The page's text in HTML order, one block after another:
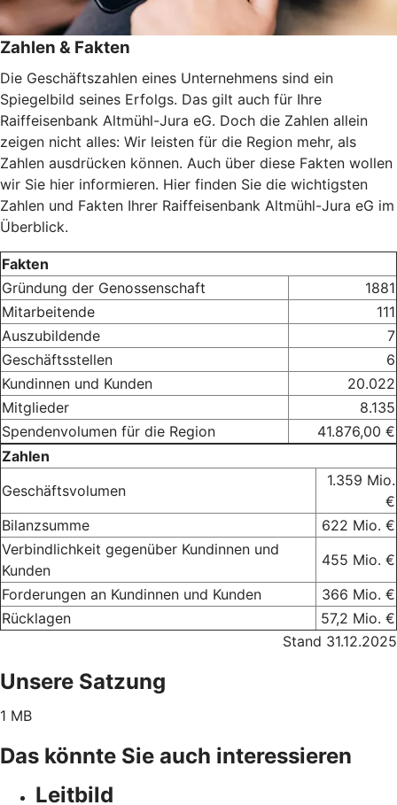
Zahlen & Fakten
Die Geschäftszahlen eines Unternehmens sind ein
Spiegelbild seines Erfolgs. Das gilt auch für Ihre
Raiffeisenbank Altmühl-Jura eG. Doch die Zahlen allein
zeigen nicht alles: Wir leisten für die Region mehr, als
Zahlen ausdrücken können. Auch über diese Fakten wollen
wir Sie hier informieren. Hier finden Sie die wichtigsten
Zahlen und Fakten Ihrer Raiffeisenbank Altmühl-Jura eG im
Überblick.
Fakten
Gründung der Genossenschaft
1881
Mitarbeitende
111
Auszubildende
7
Geschäftsstellen
6
Kundinnen und Kunden
20.022
Mitglieder
8.135
Spendenvolumen für die Region
41.876,00 €
Zahlen
Geschäftsvolumen
1.359 Mio.
€
Bilanzsumme
622 Mio. €
Verbindlichkeit gegenüber Kundinnen und
Kunden
455 Mio. €
Forderungen an Kundinnen und Kunden
366 Mio. €
Rücklagen
57,2 Mio. €
Stand 31.12.2025
Unsere Satzung
1 MB
Das könnte Sie auch interessieren
Leitbild